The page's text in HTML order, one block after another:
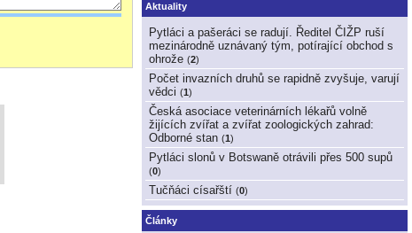
Aktuality
Pytláci a pašeráci se radují. Ředitel ČIŽP ruší
mezinárodně uznávaný tým, potírající obchod s
ohrože (2)
Počet invazních druhů se rapidně zvyšuje, varují
vědci (1)
Česká asociace veterinárních lékařů volně
žijících zvířat a zvířat zoologických zahrad:
Odborné stan (1)
Pytláci slonů v Botswaně otrávili přes 500 supů
(0)
Tučňáci císařští (0)
Články